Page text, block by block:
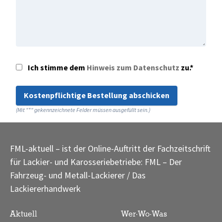
Ich stimme dem Hinweis zum Datenschutz zu.*
Kostenpflichtige Bestellung abschicken
(Mit "*" gekennzeichnete Felder müssen ausgefüllt sein.)
FML-aktuell – ist der Online-Auftritt der Fachzeitschrift
für Lackier- und Karosseriebetriebe: FML – Der
Fahrzeug- und Metall-Lackierer / Das
Lackiererhandwerk
Aktuell
Wer·Wo·Was